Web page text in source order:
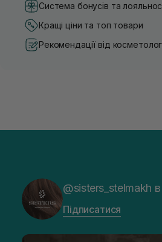
Система бонусів та
Кращі ціни та топ товари
Рекомендації від
@sisters_stelmakh
Підписатися